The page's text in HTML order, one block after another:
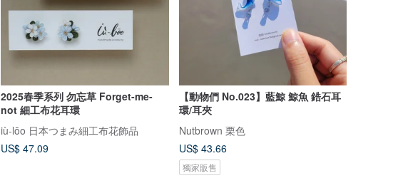
2025春季系列 勿忘草 Forget-me-
not 細工布花耳環
iù-lōo 日本つまみ細工布花飾品
US$ 47.09
【動物們 No.023】藍鯨 鯨魚 鋯石耳
環/耳夾
Nutbrown 栗色
US$ 43.66
獨家販售